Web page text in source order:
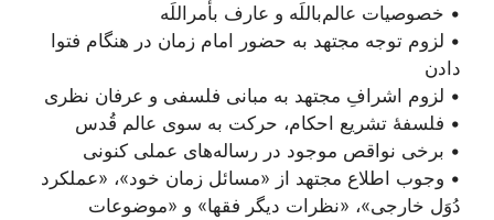
• خصوصیات عالم‌باللَه و عارف بأمر‌اللَه
• لزوم توجه مجتهد به حضور امام زمان در هنگام فتوا
دادن
• لزوم اشرافِ مجتهد به مبانی فلسفی و عرفان نظری
• فلسفۀ تشریع احکام، حرکت به سوی عالم قُدس
• برخی نواقص موجود در رساله‌های عملی کنونی
• وجوب اطلاع مجتهد از «مسائل زمان خود»، «عملکرد
دُوَل خارجی»، «نظرات دیگر فقها» و «موضوعات